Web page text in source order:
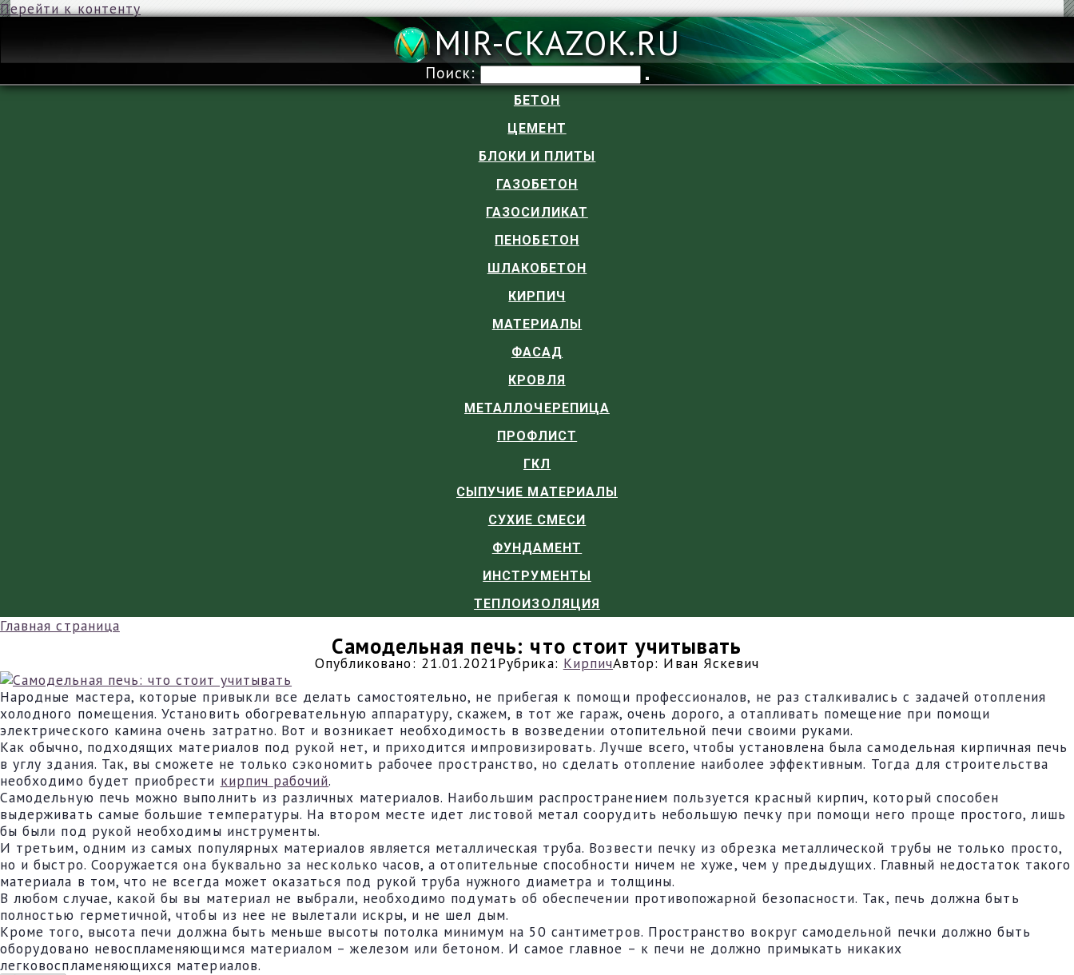
Перейти к контенту
MIR-CKAZOK.RU
Поиск:
БЕТОН
ЦЕМЕНТ
БЛОКИ И ПЛИТЫ
ГАЗОБЕТОН
ГАЗОСИЛИКАТ
ПЕНОБЕТОН
ШЛАКОБЕТОН
КИРПИЧ
МАТЕРИАЛЫ
ФАСАД
КРОВЛЯ
МЕТАЛЛОЧЕРЕПИЦА
ПРОФЛИСТ
ГКЛ
СЫПУЧИЕ МАТЕРИАЛЫ
СУХИЕ СМЕСИ
ФУНДАМЕНТ
ИНСТРУМЕНТЫ
ТЕПЛОИЗОЛЯЦИЯ
Главная страница
Самодельная печь: что стоит учитывать
Опубликовано: 21.01.2021Рубрика: КирпичАвтор: Иван Яскевич
Народные мастера, которые привыкли все делать самостоятельно, не прибегая к помощи профессионалов, не раз сталкивались с задачей отопления
холодного помещения. Установить обогревательную аппаратуру, скажем, в тот же гараж, очень дорого, а отапливать помещение при помощи
электрического камина очень затратно. Вот и возникает необходимость в возведении отопительной печи своими руками.
Как обычно, подходящих материалов под рукой нет, и приходится импровизировать. Лучше всего, чтобы установлена была самодельная кирпичная печь
в углу здания. Так, вы сможете не только сэкономить рабочее пространство, но сделать отопление наиболее эффективным. Тогда для строительства
необходимо будет приобрести кирпич рабочий.
Самодельную печь можно выполнить из различных материалов. Наибольшим распространением пользуется красный кирпич, который способен
выдерживать самые большие температуры. На втором месте идет листовой метал соорудить небольшую печку при помощи него проще простого, лишь
бы были под рукой необходимы инструменты.
И третьим, одним из самых популярных материалов является металлическая труба. Возвести печку из обрезка металлической трубы не только просто,
но и быстро. Сооружается она буквально за несколько часов, а отопительные способности ничем не хуже, чем у предыдущих. Главный недостаток такого
материала в том, что не всегда может оказаться под рукой труба нужного диаметра и толщины.
В любом случае, какой бы вы материал не выбрали, необходимо подумать об обеспечении противопожарной безопасности. Так, печь должна быть
полностью герметичной, чтобы из нее не вылетали искры, и не шел дым.
Кроме того, высота печи должна быть меньше высоты потолка минимум на 50 сантиметров. Пространство вокруг самодельной печки должно быть
оборудовано невоспламеняющимся материалом – железом или бетоном. И самое главное – к печи не должно примыкать никаких
легковоспламеняющихся материалов.